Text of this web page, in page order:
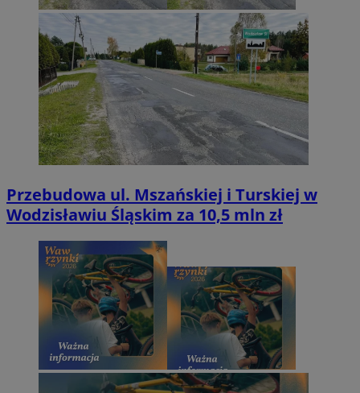
Przebudowa ul. Mszańskiej i Turskiej w
Wodzisławiu Śląskim za 10,5 mln zł